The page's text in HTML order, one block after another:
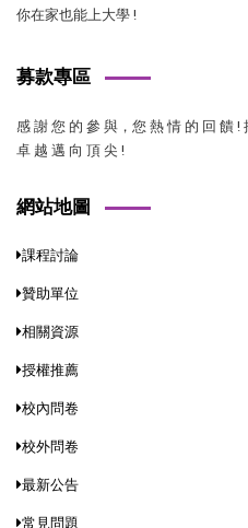
你在家也能上大學 !
募款專區
感 謝 您 的 參 與，您 熱 情 的 回 饋 !
卓 越 邁 向 頂 尖 !
網站地圖
課程討論
贊助單位
相關資源
授權推薦
校內問卷
校外問卷
最新公告
常見問題